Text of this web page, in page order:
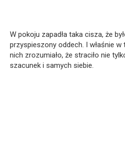
W pokoju zapadła taka cisza, że
przyspieszony oddech. I właśnie
nich zrozumiało, że straciło nie
szacunek i samych siebie.